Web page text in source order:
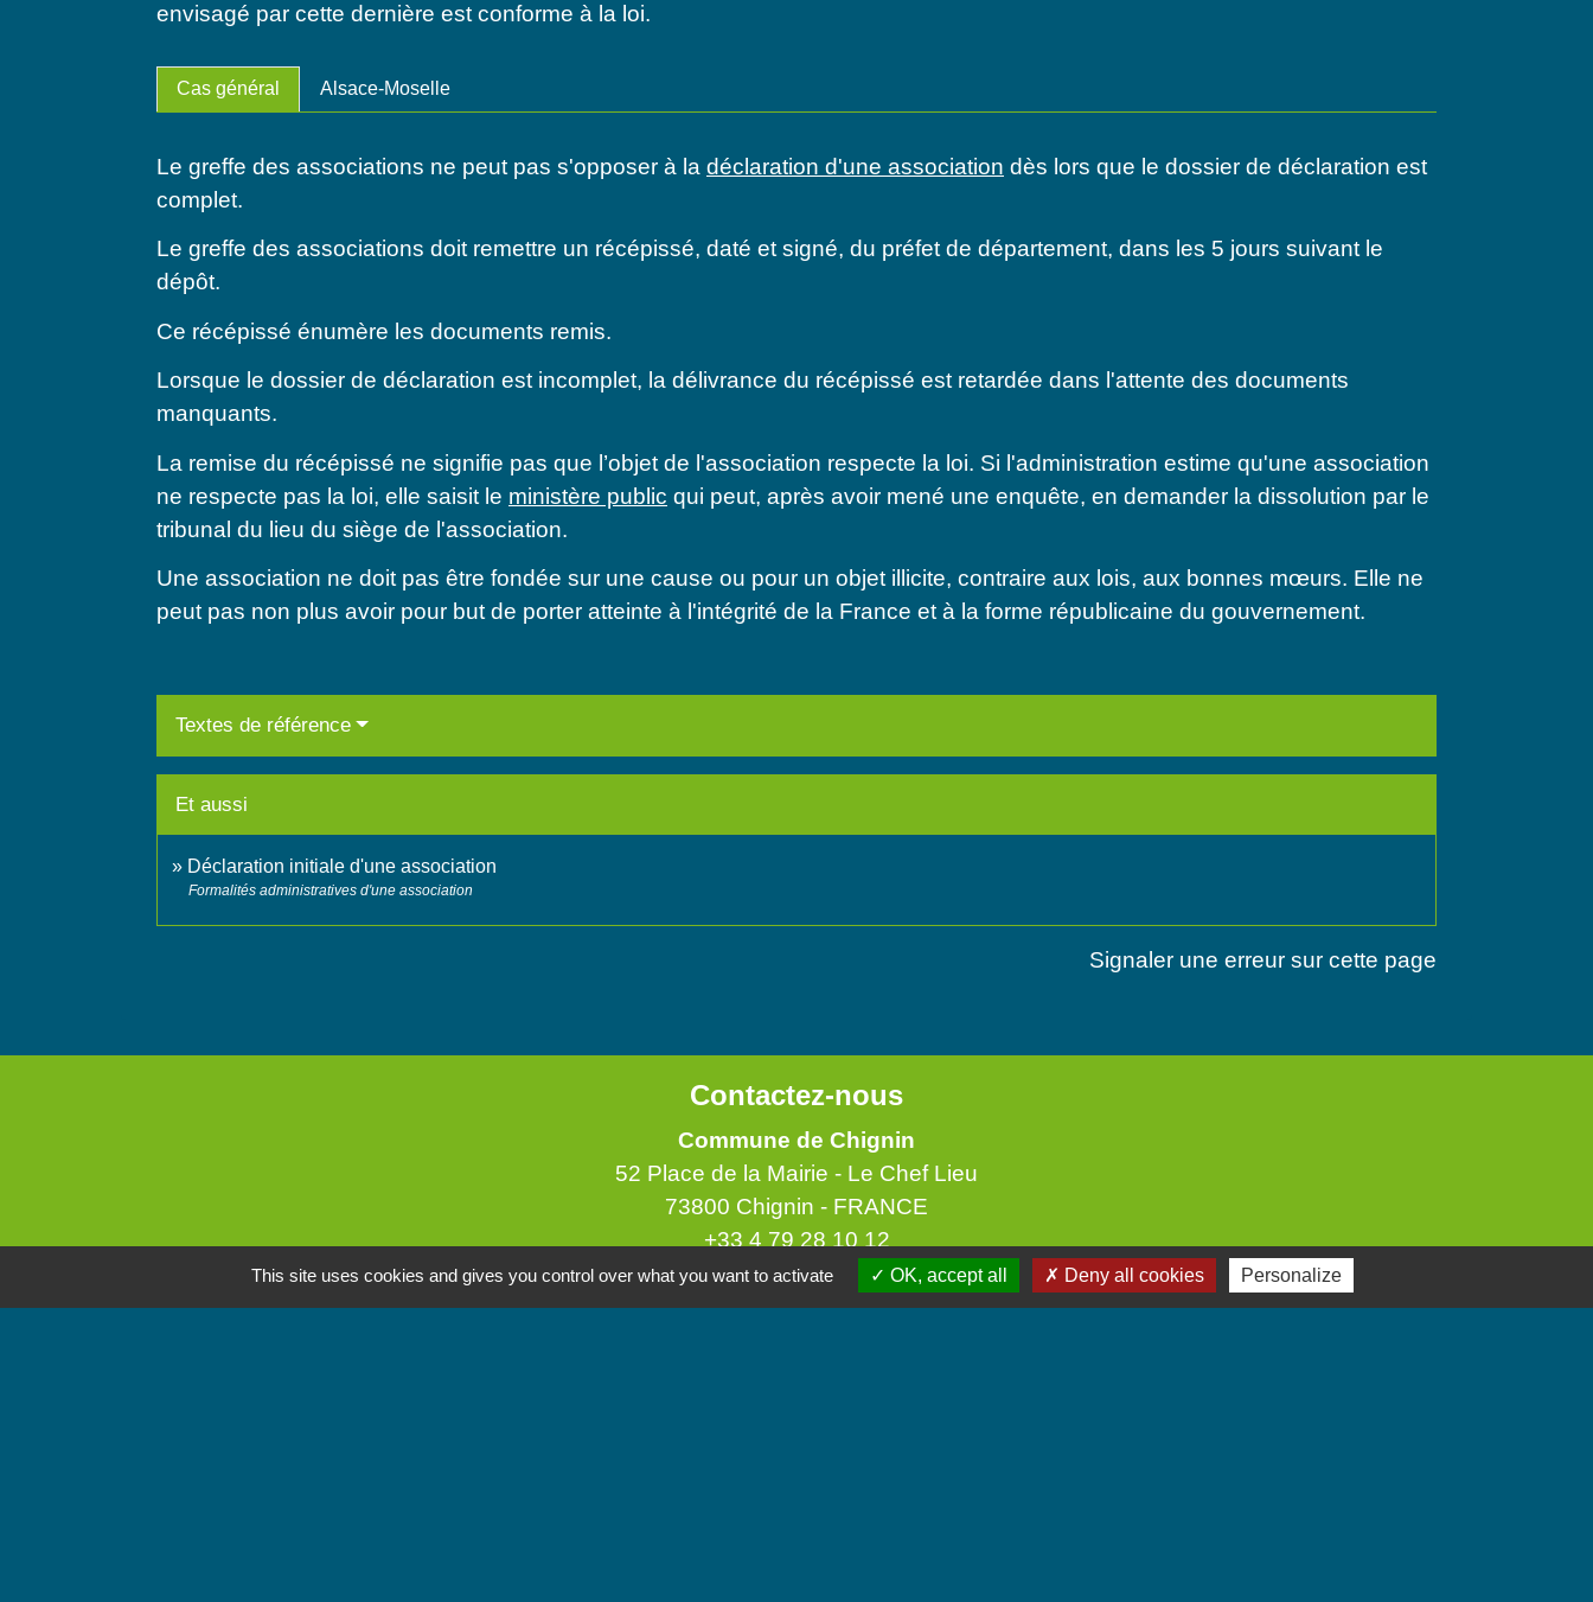
envisagé par cette dernière est conforme à la loi.
Cas général Alsace-Moselle
Le greffe des associations ne peut pas s'opposer à la déclaration d'une association dès lors que le dossier de déclaration est
complet.
Le greffe des associations doit remettre un récépissé, daté et signé, du préfet de département, dans les 5 jours suivant le
dépôt.
Ce récépissé énumère les documents remis.
Lorsque le dossier de déclaration est incomplet, la délivrance du récépissé est retardée dans l'attente des documents
manquants.
La remise du récépissé ne signifie pas que l’objet de l'association respecte la loi. Si l'administration estime qu'une association
ne respecte pas la loi, elle saisit le ministère public qui peut, après avoir mené une enquête, en demander la dissolution par le
tribunal du lieu du siège de l'association.
Une association ne doit pas être fondée sur une cause ou pour un objet illicite, contraire aux lois, aux bonnes mœurs. Elle ne
peut pas non plus avoir pour but de porter atteinte à l'intégrité de la France et à la forme républicaine du gouvernement.
Textes de référence
Et aussi
Déclaration initiale d'une association
Formalités administratives d'une association
Signaler une erreur sur cette page
Contactez-nous
Commune de Chignin
52 Place de la Mairie - Le Chef Lieu
73800 Chignin - FRANCE
+33 4 79 28 10 12
Contact par formulaire
This site uses cookies and gives you control over what you want to activate OK, accept all Deny all cookies Personalize